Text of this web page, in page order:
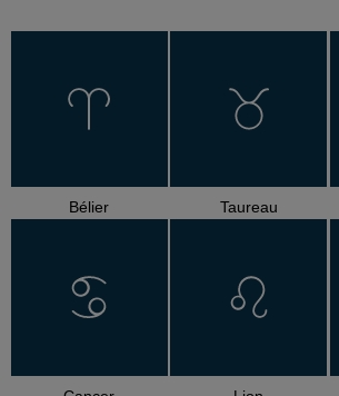
Bélier Taureau